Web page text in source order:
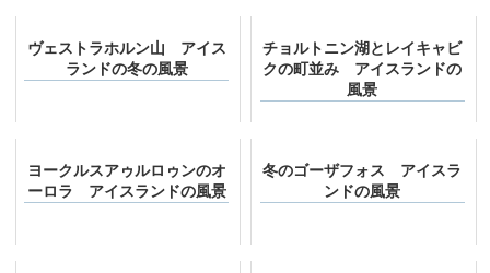
ヴェストラホルン山 アイス
ランドの冬の風景
チョルトニン湖とレイキャビ
クの町並み アイスランドの
風景
ヨークルスアゥルロゥンのオ
ーロラ アイスランドの風景
冬のゴーザフォス アイスラ
ンドの風景